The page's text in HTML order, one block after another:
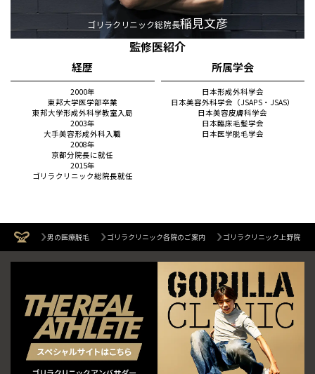
ゴリラクリニック総院長稲見文彦
監修医紹介
経歴
2000年
東邦大学医学部卒業
東邦大学形成外科学教室入局
2003年
大手美容形成外科入職
2008年
京都分院長に就任
2015年
ゴリラクリニック総院長就任
所属学会
日本形成外科学会
日本美容外科学会（JSAPS・JSAS）
日本美容皮膚科学会
日本臨床毛髪学会
日本医学脱毛学会
男の医療脱毛 ゴリラクリニック各院のご案内 ゴリラクリニック上野院